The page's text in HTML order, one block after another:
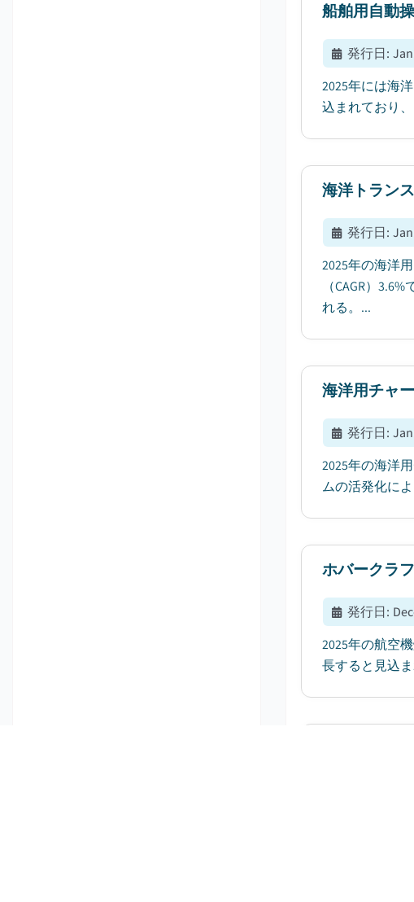
船舶用自動
発行日:
2025年には海
込まれており
海洋トラン
発行日:
2025年の海洋
（CAGR）
れる。...
海洋用チャ
発行日:
2025年の海洋
ムの活発化に
ホバークラ
発行日:
2025年の航空
長すると見込